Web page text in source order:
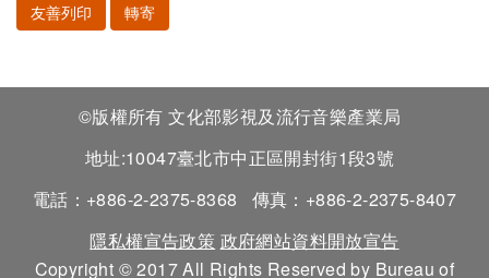
友善列印 轉寄
©版權所有 文化部影視及流行音樂產業局
地址:10047臺北市中正區開封街1段3號
電話：+886-2-2375-8368
傳真：+886-2-2375-8407
隱私權宣告政策 政府網站資料開放宣告
Copyright © 2017 All Rights Reserved by Bureau of